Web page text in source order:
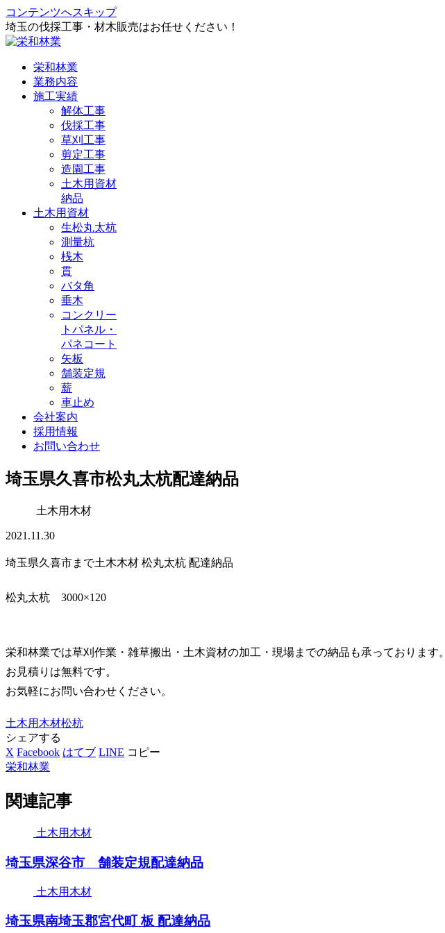
コンテンツへスキップ
埼玉の伐採工事・材木販売はお任せください！
栄和林業
業務内容
施工実績
解体工事
伐採工事
草刈工事
剪定工事
造園工事
土木用資材
納品
土木用資材
生松丸太杭
測量杭
桟木
貫
バタ角
垂木
コンクリー
トパネル・
パネコート
矢板
舗装定規
薪
車止め
会社案内
採用情報
お問い合わせ
埼玉県久喜市松丸太杭配達納品
土木用木材
2021.11.30
埼玉県久喜市まで土木木材 松丸太杭 配達納品
松丸太杭 3000×120
栄和林業では草刈作業・雑草搬出・土木資材の加工・現場までの納品も承っております。
お見積りは無料です。
お気軽にお問い合わせください。
土木用木材松杭
シェアする
X Facebook はてブ LINE コピー
栄和林業
関連記事
土木用木材
埼玉県深谷市 舗装定規配達納品
土木用木材
埼玉県南埼玉郡宮代町 板 配達納品